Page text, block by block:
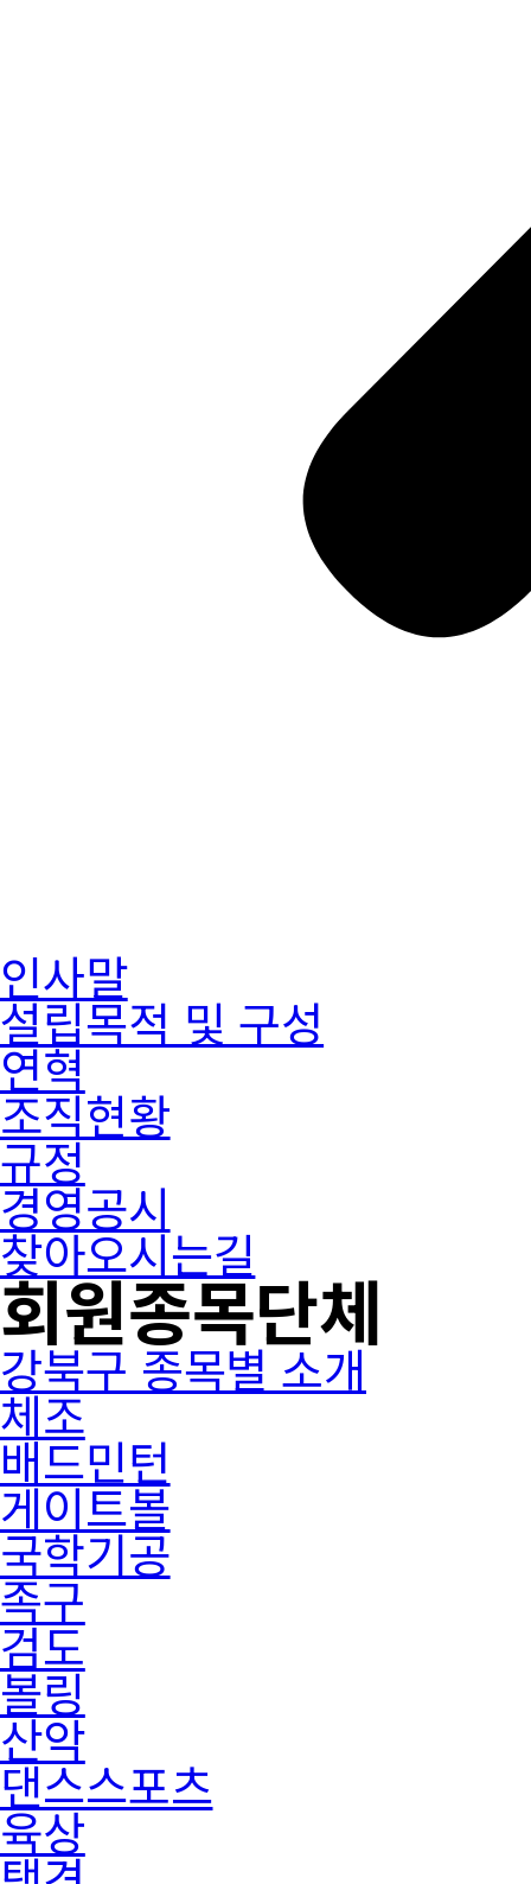
인사말
설립목적 및 구성
연혁
조직현황
규정
경영공시
찾아오시는길
회원종목단체
강북구 종목별 소개
체조
배드민턴
게이트볼
국학기공
족구
검도
볼링
산악
댄스스포츠
육상